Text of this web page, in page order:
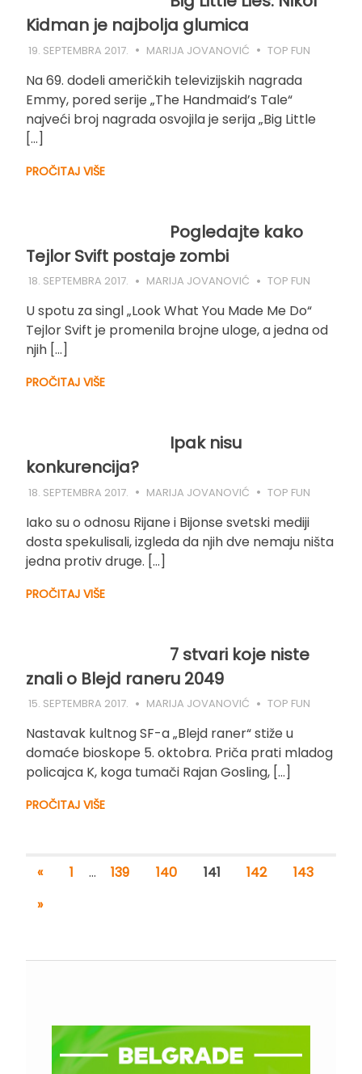
Kidman je najbolja glumica
19. SEPTEMBRA 2017. MARIJA JOVANOVIĆ TOP FUN
Na 69. dodeli američkih televizijskih nagrada
Emmy, pored serije „The Handmaid’s Tale“
najveći broj nagrada osvojila je serija „Big Little
[…]
PROČITAJ VIŠE
Pogledajte kako
Tejlor Svift postaje zombi
18. SEPTEMBRA 2017. MARIJA JOVANOVIĆ TOP FUN
U spotu za singl „Look What You Made Me Do“
Tejlor Svift je promenila brojne uloge, a jedna od
njih […]
PROČITAJ VIŠE
Ipak nisu
konkurencija?
18. SEPTEMBRA 2017. MARIJA JOVANOVIĆ TOP FUN
Iako su o odnosu Rijane i Bijonse svetski mediji
dosta spekulisali, izgleda da njih dve nemaju ništa
jedna protiv druge. […]
PROČITAJ VIŠE
7 stvari koje niste
znali o Blejd raneru 2049
15. SEPTEMBRA 2017. MARIJA JOVANOVIĆ TOP FUN
Nastavak kultnog SF-a „Blejd raner“ stiže u
domaće bioskope 5. oktobra. Priča prati mladog
policajca K, koga tumači Rajan Gosling, […]
PROČITAJ VIŠE
« 1 … 139 140 141 142
143
»